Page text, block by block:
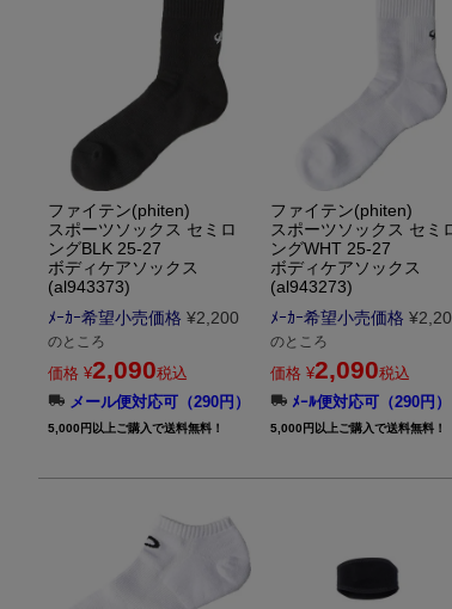
ファイテン(phiten)
スポーツソックス セミロ
ングBLK 25-27
ボディケアソックス
(al943373)
ﾒｰｶｰ希望小売価格 ¥2,200
のところ
価格 ¥2,090税込
メール便対応可（290円）
5,000円以上ご購入で送料無料！
ファイテン(phiten)
スポーツソックス セミ
ングWHT 25-27
ボディケアソックス
(al943273)
ﾒｰｶｰ希望小売価格 ¥
のところ
価格 ¥2,090税込
ﾒｰﾙ便対応可（290円）
5,000円以上ご購入で送料無料！